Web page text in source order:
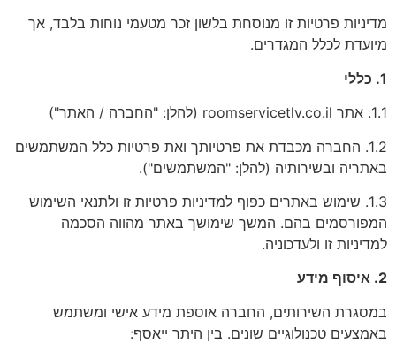
מדיניות פרטיות זו מנוסחת בלשון זכר מטעמי נוחות בלבד, אך
מיועדת לכלל המגדרים.
1. כללי
1.1. אתר roomservicetlv.co.il (להלן: "החברה / האתר")
1.2. החברה מכבדת את פרטיותך ואת פרטיות כלל המשתמשים
באתריה ובשירותיה (להלן: "המשתמשים").
1.3. שימוש באתרים כפוף למדיניות פרטיות זו ולתנאי השימוש
המפורסמים בהם. המשך שימושך באתר מהווה הסכמה
למדיניות זו ולעדכוניה.
2. איסוף מידע
במסגרת השירותים, החברה אוספת מידע אישי ומשתמש
באמצעים טכנולוגיים שונים. בין היתר ייאסף: